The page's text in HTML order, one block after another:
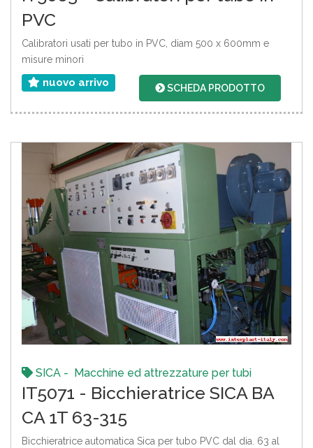
PVC
Calibratori usati per tubo in PVC, diam 500 x 600mm e
misure minori
nuovo arrivo SCHEDA PRODOTTO
SICA - Macchine ed attrezzature per tubi
IT5071 - Bicchieratrice SICA BA
CA 1T 63-315
Bicchieratrice automatica Sica per tubo PVC dal dia. 63 al